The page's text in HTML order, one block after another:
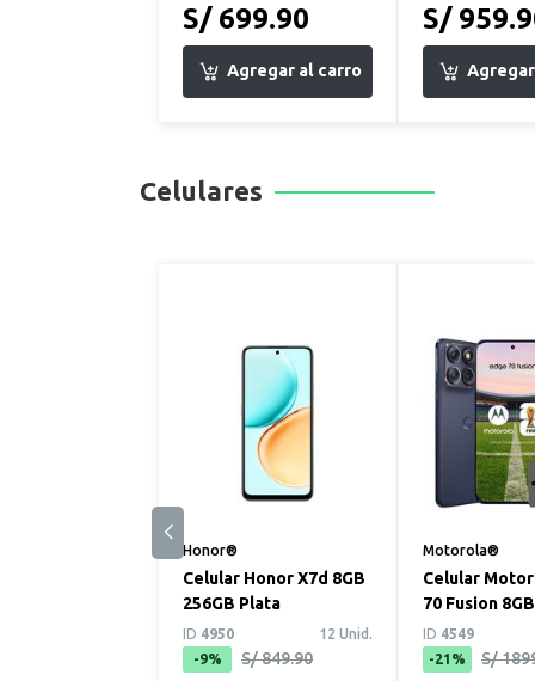
S/ 699.90 S/
Celulares
Honor®
Celular Honor X7d 8GB
256GB Plata
ID 4950
12 Unid.
-9%
S/ 849.90
Motorola®
Celular
70 Fusion
Azul
ID 4549
-21%
S/